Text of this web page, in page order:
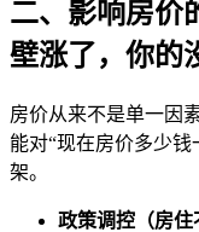
二、影响房价
壁涨了，你的
房价从来不是单一因
能对“现在房价多少
架。
政策调控（房住